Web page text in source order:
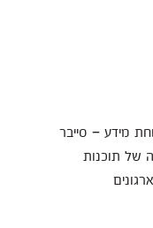
מידע – סייבר
של תוכנות